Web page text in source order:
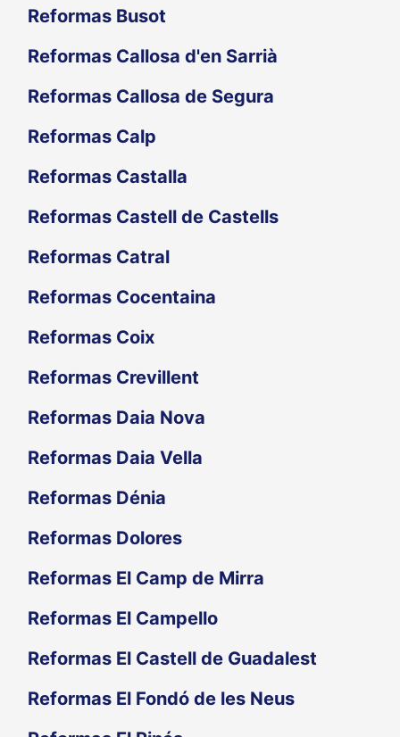
Reformas Busot
Reformas Callosa d'en Sarrià
Reformas Callosa de Segura
Reformas Calp
Reformas Castalla
Reformas Castell de Castells
Reformas Catral
Reformas Cocentaina
Reformas Coix
Reformas Crevillent
Reformas Daia Nova
Reformas Daia Vella
Reformas Dénia
Reformas Dolores
Reformas El Camp de Mirra
Reformas El Campello
Reformas El Castell de Guadalest
Reformas El Fondó de les Neus